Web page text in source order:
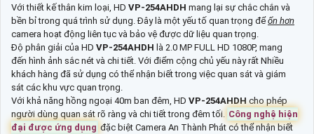
Với thiết kế thân kim loại, HD VP-254AHDH mang lại sự chắc chắn và
bền bỉ trong quá trình sử dụng. Đây là một yếu tố quan trọng đểổn hơn
camera hoạt động liên tục và bảo vệ được dữ liệu quan trọng.
Độ phân giải của HD VP-254AHDH là 2.0 MP FULL HD 1080P, mang
đến hình ảnh sắc nét và chi tiết. Với điểm cộng chủ yếu này rất Nhiều
khách hàng đã sử dụng có thể nhận biết trong việc quan sát và giám
sát các khu vực quan trọng.
Với khả năng hồng ngoại 40m ban đêm, HD VP-254AHDH cho phép
người dùng quan sát rõ ràng và chi tiết trong đêm tối. Công nghệ hiện
đại được ứng dụng đặc biệt Camera An Thành Phát có thể nhận biết